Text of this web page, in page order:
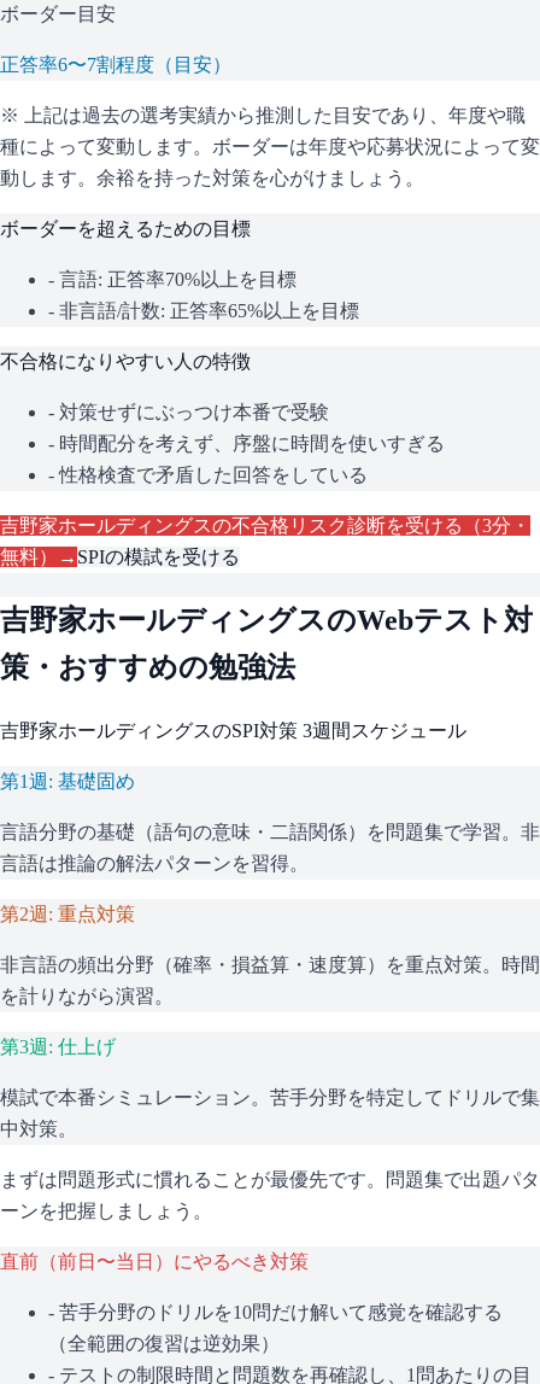
ボーダー目安
正答率6〜7割程度（目安）
※ 上記は過去の選考実績から推測した目安であり、年度や職
種によって変動します。 ボーダーは年度や応募状況によって変
動します。余裕を持った対策を心がけましょう。
ボーダーを超えるための目標
- 言語: 正答率70%以上を目標
- 非言語/計数: 正答率65%以上を目標
不合格になりやすい人の特徴
- 対策せずにぶっつけ本番で受験
- 時間配分を考えず、序盤に時間を使いすぎる
- 性格検査で矛盾した回答をしている
吉野家ホールディングスの不合格リスク診断を受ける（3分・
無料）→ SPIの模試を受ける
吉野家ホールディングスのWebテスト対
策・おすすめの勉強法
吉野家ホールディングスのSPI対策 3週間スケジュール
第1週: 基礎固め
言語分野の基礎（語句の意味・二語関係）を問題集で学習。非
言語は推論の解法パターンを習得。
第2週: 重点対策
非言語の頻出分野（確率・損益算・速度算）を重点対策。時間
を計りながら演習。
第3週: 仕上げ
模試で本番シミュレーション。苦手分野を特定してドリルで集
中対策。
まずは問題形式に慣れることが最優先です。問題集で出題パタ
ーンを把握しましょう。
直前（前日〜当日）にやるべき対策
- 苦手分野のドリルを10問だけ解いて感覚を確認する
（全範囲の復習は逆効果）
- テストの制限時間と問題数を再確認し、1問あたりの目